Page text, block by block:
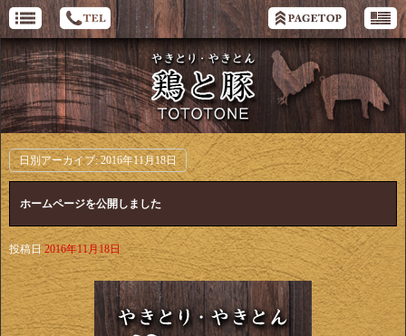
日別アーカイブ:2016年11月18日
ホームページを公開しました
投稿日 2016年11月18日